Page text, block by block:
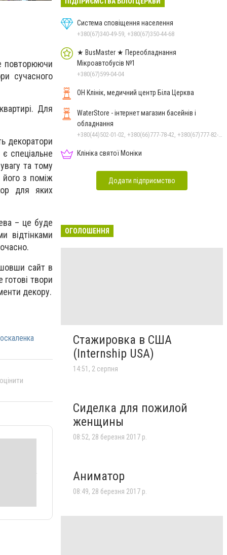
повторюючи
сучасного
Для
декоратори
спеціальне
та тому
з поміж
для яких
– це буде
відтінками
сайт в
твори
декору.
Система сповіщення населення
+380(67)340-49-59, +380(67)350-44-68
★ BusMaster ★ Переобладнання
Мікроавтобусів №1
+380(67)599-04-04
ОН Клінік, медичний центр Біла Церква
WaterStore - інтернет магазин басейнів і
обладнання
Клініка святої Моніки
Додати підприємство
ОГОЛОШЕННЯ
Стажировка в США
(Internship USA)
14:51, 2 серпня
Сиделка для пожилой
женщины
08:52, 28 березня 2017 р.
Аниматор
08:49, 28 березня 2017 р.